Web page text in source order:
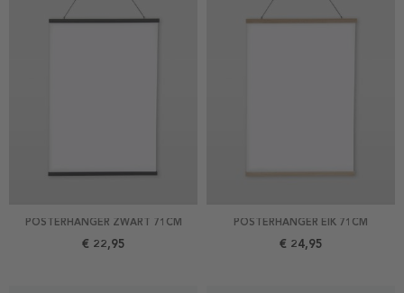
POSTERHANGER ZWART 71CM
€ 22,95
POSTERHANGER EIK 71CM
€ 24,95